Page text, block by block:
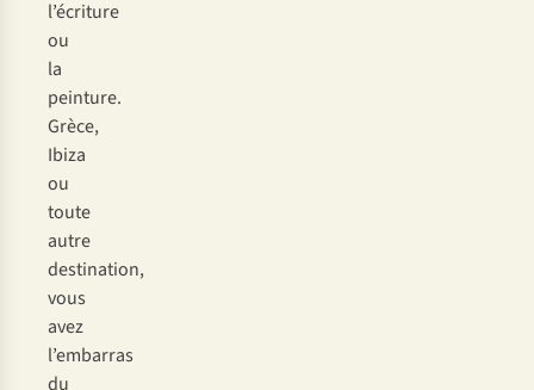
l’écriture
ou
la
peinture.
Grèce,
Ibiza
ou
toute
autre
destination,
vous
avez
l’embarras
du